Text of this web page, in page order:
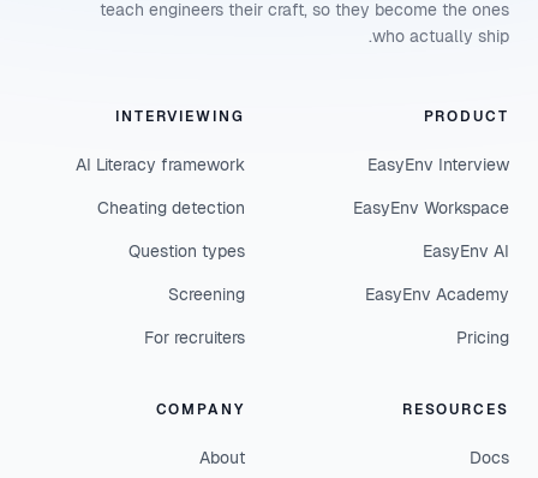
teach engineers their craft, so they become the ones
who actually ship.
PRODUCT
EasyEnv Interview
EasyEnv Workspace
EasyEnv AI
EasyEnv Academy
Pricing
INTERVIEWING
AI Literacy framework
Cheating detection
Question types
Screening
For recruiters
RESOURCES
Docs
COMPANY
About